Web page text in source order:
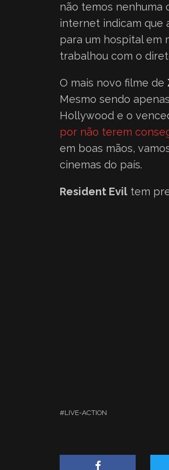
não temos nenhuma
internet indicam que
para um hospital em
trabalhou com o
O mais novo filme de
Mesmo sendo
Hollywood e o
por não terem
em boas mãos,
cinemas do país.
Resident Evil tem
LIVE-ACTION